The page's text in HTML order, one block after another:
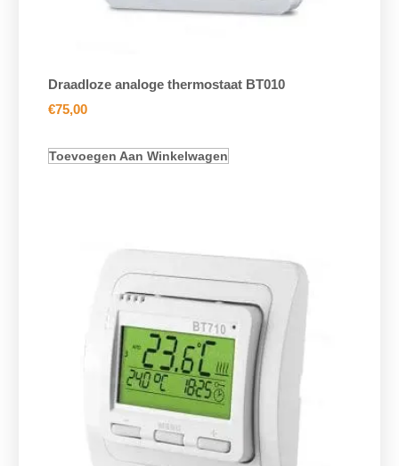
Draadloze analoge thermostaat BT010
€75,00
Toevoegen Aan Winkelwagen